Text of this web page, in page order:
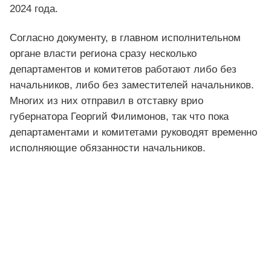
2024 года.
Согласно документу, в главном исполнительном
органе власти региона сразу несколько
департаментов и комитетов работают либо без
начальников, либо без заместителей начальников.
Многих из них отправил в отставку врио
губернатора Георгий Филимонов, так что пока
департаментами и комитетами руководят временно
исполняющие обязанности начальников.